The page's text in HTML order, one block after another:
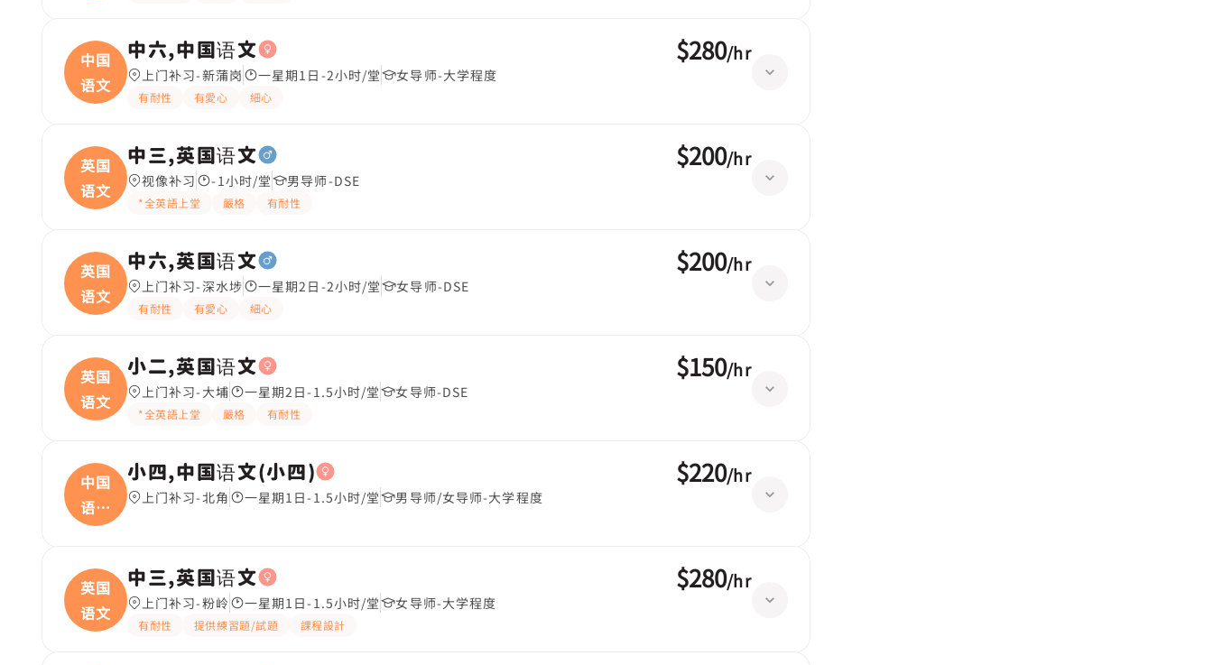
中国
语文
中六,中国语文
上门补习-新蒲岗 一星期1日-2小时/堂 女导师-大学程度
有耐性 有愛心 細心
$280/hr
英国
语文
中三,英国语文
视像补习 -1小时/堂 男导师-DSE
*全英語上堂 嚴格 有耐性
$200/hr
英国
语文
中六,英国语文
上门补习-深水埗 一星期2日-2小时/堂 女导师-DSE
有耐性 有愛心 細心
$200/hr
英国
语文
小二,英国语文
上门补习-大埔 一星期2日-1.5小时/堂 女导师-DSE
*全英語上堂 嚴格 有耐性
$150/hr
中国
语文
(
小四,中国语文(小四)
上门补习-北角 一星期1日-1.5小时/堂 男导师/女导师-大学程度
$220/hr
英国
语文
中三,英国语文
上门补习-粉岭 一星期1日-1.5小时/堂 女导师-大学程度
有耐性 提供練習題/試題 課程設計
$280/hr